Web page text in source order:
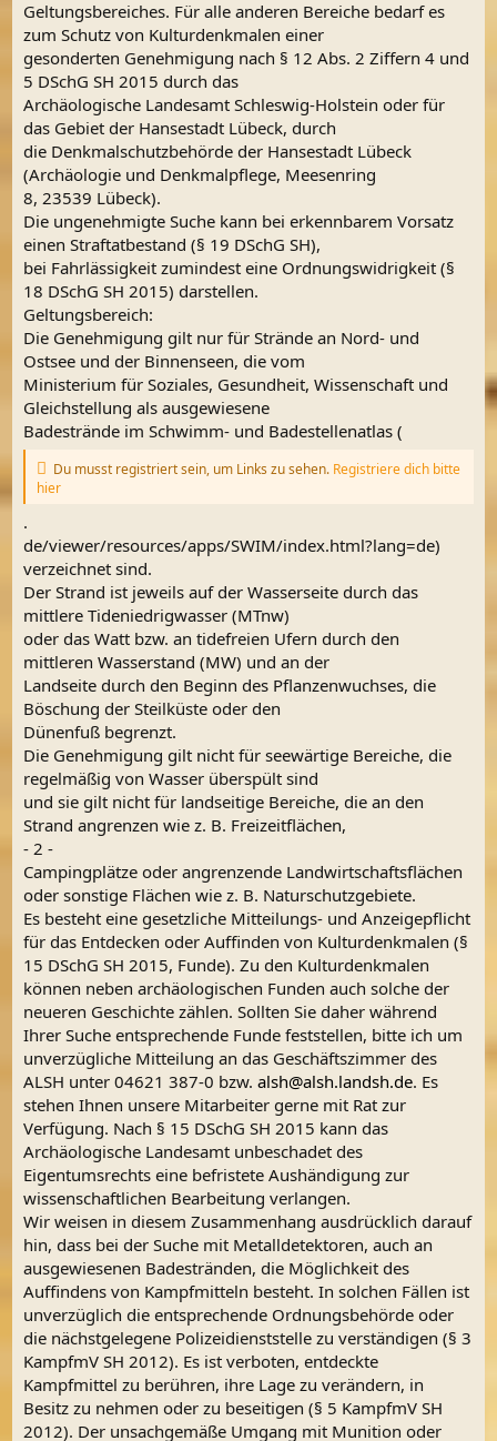
Geltungsbereiches. Für alle anderen Bereiche bedarf es
zum Schutz von Kulturdenkmalen einer
gesonderten Genehmigung nach § 12 Abs. 2 Ziffern 4 und
5 DSchG SH 2015 durch das
Archäologische Landesamt Schleswig-Holstein oder für
das Gebiet der Hansestadt Lübeck, durch
die Denkmalschutzbehörde der Hansestadt Lübeck
(Archäologie und Denkmalpflege, Meesenring
8, 23539 Lübeck).
Die ungenehmigte Suche kann bei erkennbarem Vorsatz
einen Straftatbestand (§ 19 DSchG SH),
bei Fahrlässigkeit zumindest eine Ordnungswidrigkeit (§
18 DSchG SH 2015) darstellen.
Geltungsbereich:
Die Genehmigung gilt nur für Strände an Nord- und
Ostsee und der Binnenseen, die vom
Ministerium für Soziales, Gesundheit, Wissenschaft und
Gleichstellung als ausgewiesene
Badestrände im Schwimm- und Badestellenatlas (
Du musst registriert sein, um Links zu sehen. Registriere dich bitte
hier
.
de/viewer/resources/apps/SWIM/index.html?lang=de)
verzeichnet sind.
Der Strand ist jeweils auf der Wasserseite durch das
mittlere Tideniedrigwasser (MTnw)
oder das Watt bzw. an tidefreien Ufern durch den
mittleren Wasserstand (MW) und an der
Landseite durch den Beginn des Pflanzenwuchses, die
Böschung der Steilküste oder den
Dünenfuß begrenzt.
Die Genehmigung gilt nicht für seewärtige Bereiche, die
regelmäßig von Wasser überspült sind
und sie gilt nicht für landseitige Bereiche, die an den
Strand angrenzen wie z. B. Freizeitflächen,
- 2 -
Campingplätze oder angrenzende Landwirtschaftsflächen
oder sonstige Flächen wie z. B. Naturschutzgebiete.
Es besteht eine gesetzliche Mitteilungs- und Anzeigepflicht
für das Entdecken oder Auffinden von Kulturdenkmalen (§
15 DSchG SH 2015, Funde). Zu den Kulturdenkmalen
können neben archäologischen Funden auch solche der
neueren Geschichte zählen. Sollten Sie daher während
Ihrer Suche entsprechende Funde feststellen, bitte ich um
unverzügliche Mitteilung an das Geschäftszimmer des
ALSH unter 04621 387-0 bzw.alsh@alsh.landsh.de. Es
stehen Ihnen unsere Mitarbeiter gerne mit Rat zur
Verfügung. Nach § 15 DSchG SH 2015 kann das
Archäologische Landesamt unbeschadet des
Eigentumsrechts eine befristete Aushändigung zur
wissenschaftlichen Bearbeitung verlangen.
Wir weisen in diesem Zusammenhang ausdrücklich darauf
hin, dass bei der Suche mit Metalldetektoren, auch an
ausgewiesenen Badestränden, die Möglichkeit des
Auffindens von Kampfmitteln besteht. In solchen Fällen ist
unverzüglich die entsprechende Ordnungsbehörde oder
die nächstgelegene Polizeidienststelle zu verständigen (§ 3
KampfmV SH 2012). Es ist verboten, entdeckte
Kampfmittel zu berühren, ihre Lage zu verändern, in
Besitz zu nehmen oder zu beseitigen (§ 5 KampfmV SH
2012). Der unsachgemäße Umgang mit Munition oder